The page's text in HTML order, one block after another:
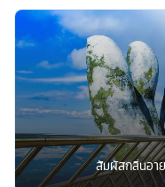
สัมผัสกลิ่นอา